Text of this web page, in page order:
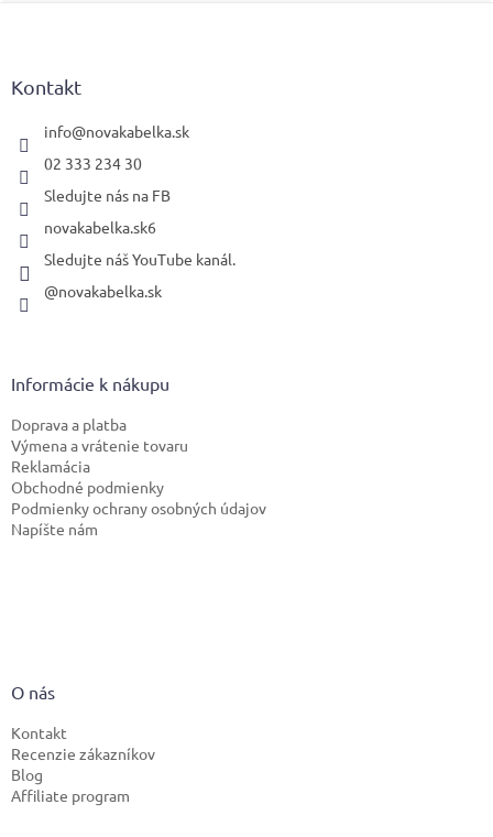
Kontakt
info@novakabelka.sk
02 333 234 30
Sledujte nás na FB
novakabelka.sk6
Sledujte náš YouTube kanál.
@novakabelka.sk
Informácie k nákupu
Doprava a platba
Výmena a vrátenie tovaru
Reklamácia
Obchodné podmienky
Podmienky ochrany osobných údajov
Napíšte nám
O nás
Kontakt
Recenzie zákazníkov
Blog
Affiliate program